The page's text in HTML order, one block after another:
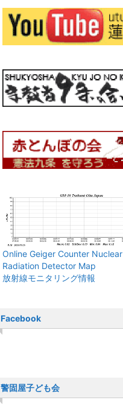
Online Geiger Counter Nuclear
Radiation Detector Map
放射線モニタリング情報
Facebook
警固屋子ども会